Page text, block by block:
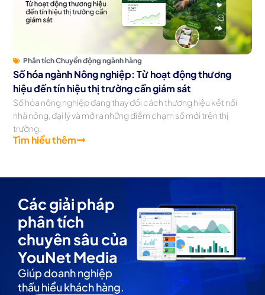
Phân tích Chuyển động ngành hàng
Số hóa ngành Nông nghiệp: Từ hoạt động thương
hiệu đến tín hiệu thị trường cần giám sát
Số hóa nông nghiệp đang thay đổi cách thương hiệu kết nối
nhà nông, đại lý và mở ra những điểm chạm số mới trên thị
trường.
Tìm hiểu thêm
Các giải pháp
phân tích
chuyên sâu của
YouNet Media
Giúp doanh nghiệp
thấu hiểu khách hàng.